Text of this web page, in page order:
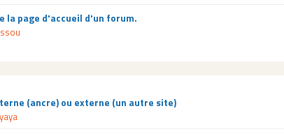
la page d'accueil d'un forum.
(ancre) ou externe (un autre site)